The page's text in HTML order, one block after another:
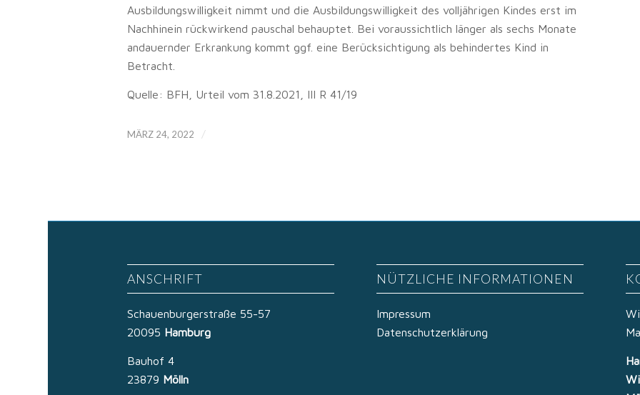
Ausbildungswilligkeit nimmt und die Ausbildungswilligkeit des volljährigen Kindes erst im
Nachhinein rückwirkend pauschal behauptet. Bei voraussichtlich länger als sechs Monate
andauernder Erkrankung kommt ggf. eine Berücksichtigung als behindertes Kind in
Betracht.
Quelle: BFH, Urteil vom 31.8.2021, III R 41/19
MÄRZ 24, 2022 /
ANSCHRIFT
Schauenburgerstraße 55-57
20095 Hamburg
Bauhof 4
23879 Mölln
NÜTZLICHE INFORMATIONEN
Impressum
Datenschutzerklärung